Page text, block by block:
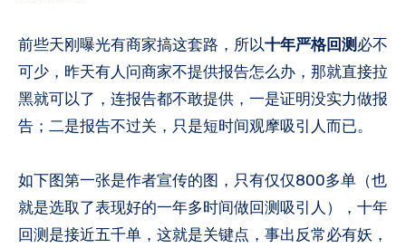
前些天刚曝光有商家搞这套路，所以十年严格回测 必不
可少，昨天有人问商家不提供报告怎么办，那就直接拉
黑就可以了，连报告都不敢提供，一是证明没实力做报
告；二是报告不过关，只是短时间观摩吸引人而已。
如下图第一张是作者宣传的图，只有仅仅800多单（也
就是选取了表现好的一年多时间做回测吸引人），十年
回测是接近五千单，这就是关键点，事出反常必有妖，